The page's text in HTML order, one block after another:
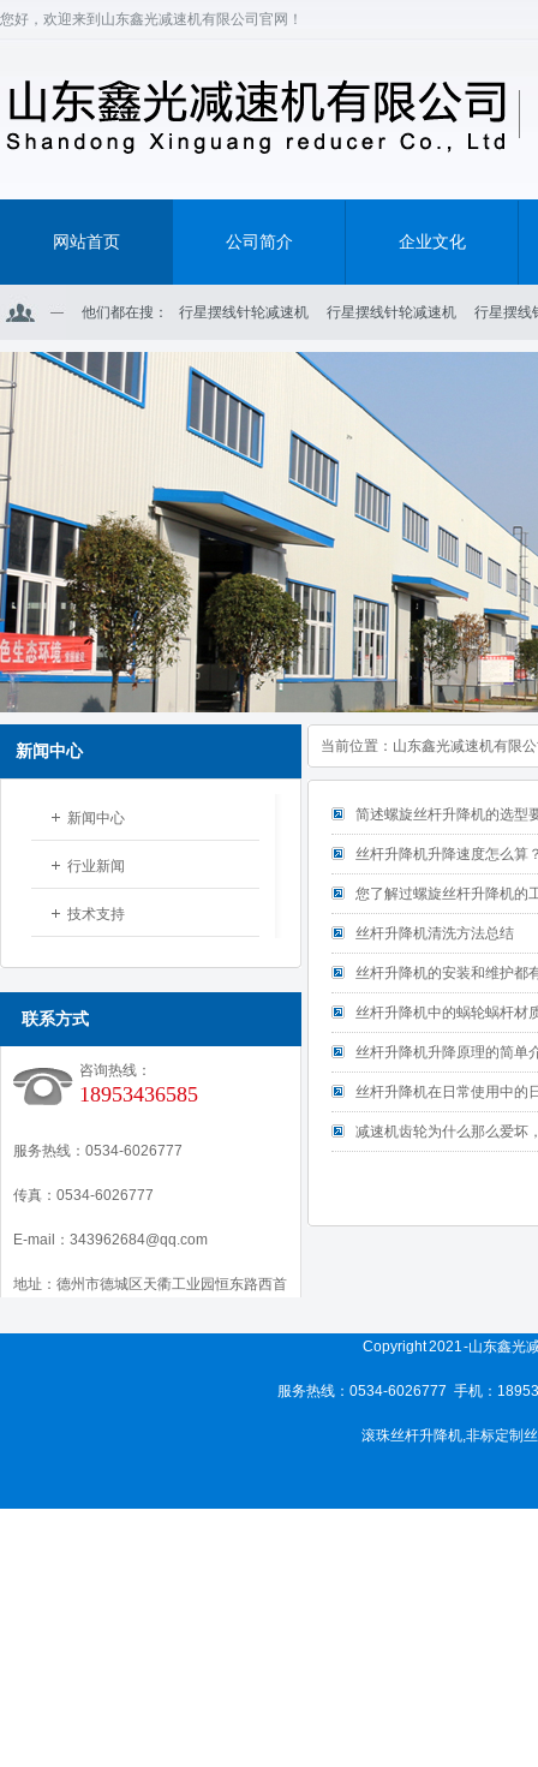
您好，欢迎来到山东鑫光减速机有限公司官网！
网站首页 公司简介 企业文化
他们都在搜： 行星摆线针轮减速机 行星摆线针轮减速机 行星摆线
新闻中心
新闻中心
行业新闻
技术支持
联系方式
咨询热线：
18953436585
服务热线：0534-6026777
传真：0534-6026777
E-mail：343962684@qq.com
地址：德州市德城区天衢工业园恒东路西首
当前位置： 山东鑫光减速机有限
简述螺旋丝杆升降机的选型
丝杆升降机升降速度怎么算
您了解过螺旋丝杆升降机的
丝杆升降机清洗方法总结
丝杆升降机的安装和维护都
丝杆升降机中的蜗轮蜗杆材
丝杆升降机升降原理的简单
丝杆升降机在日常使用中的
减速机齿轮为什么那么爱坏
Copyright 2021 -山东鑫光
服务热线：0534-6026777 手机：
滚珠丝杆升降机,非标定制